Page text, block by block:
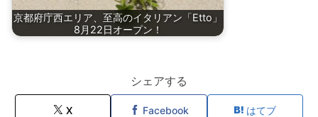
京都府庁西エリア、至高のイタリアン「Etto」
8月22日オープン！
シェアする
X Facebook はてブ